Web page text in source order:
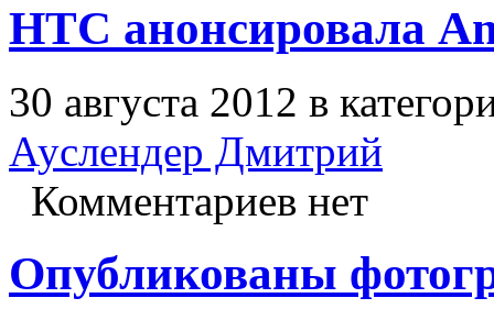
HTC анонсировала
30 августа 2012 в
Ауслендер Дмитрий
Комментариев нет
Опубликованы